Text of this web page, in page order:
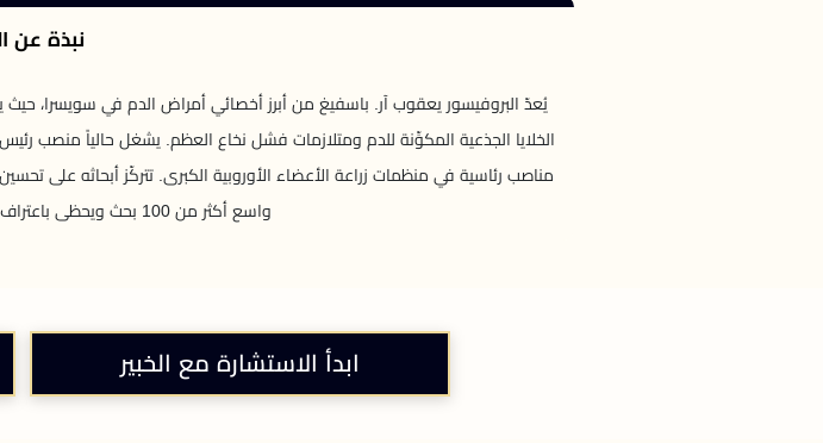
نبذة عن
الخلايا الجذعية المكوِّنة للدم ومتلازمات فشل نخاع العظم. يشغل حالياً
مناصب رئاسية في منظمات زراعة الأعضاء الأوروبية الكبرى. تتركّز أبحاثه على
واسع أكثر من 100 بحث ويحظى باعتراف دولي بإسهاماته في هذا المجال.
ابدأ الاستشارة مع الخبير